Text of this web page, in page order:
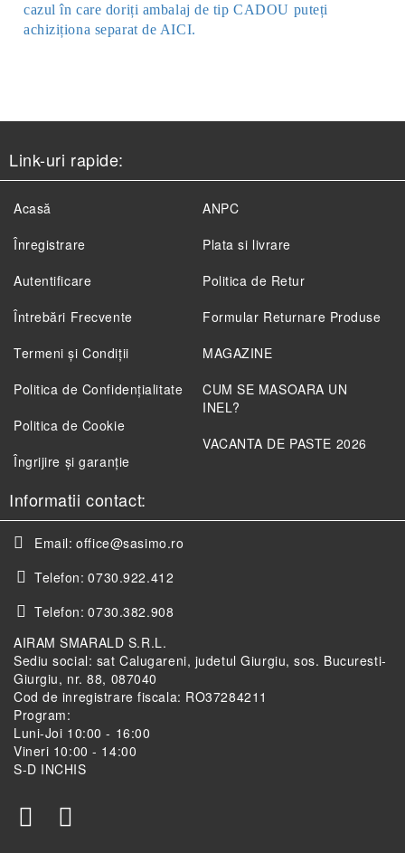
cazul în care doriți ambalaj de tip CADOU puteți
achiziționa separat de AICI.
Link-uri rapide:
Acasă
Înregistrare
Autentificare
Întrebări Frecvente
ANPC
Plata si livrare
Politica de Retur
Formular Returnare Produse
Termeni și Condiții
Politica de Confidenţialitate
Politica de Cookie
Îngrijire și garanție
MAGAZINE
CUM SE MASOARA UN
INEL?
VACANTA DE PASTE 2026
Informatii contact:
Email: office@sasimo.ro
Telefon: 0730.922.412
Telefon: 0730.382.908
AIRAM SMARALD S.R.L.
Sediu social: sat Calugareni, judetul Giurgiu, sos. Bucuresti-
Giurgiu, nr. 88, 087040
Cod de inregistrare fiscala: RO37284211
Program:
Luni-Joi 10:00 - 16:00
Vineri 10:00 - 14:00
S-D INCHIS